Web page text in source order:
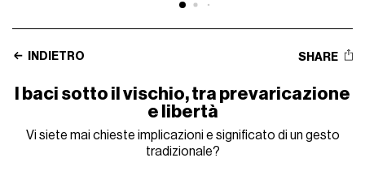
INDIETRO SHARE
I baci sotto il vischio, tra prevaricazione
e libertà
Vi siete mai chieste implicazioni e significato di un gesto
tradizionale?